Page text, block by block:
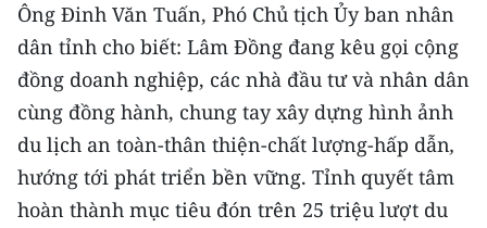
Ông Đinh Văn Tuấn, Phó Chủ tịch Ủy ban nhân
dân tỉnh cho biết: Lâm Đồng đang kêu gọi cộng
đồng doanh nghiệp, các nhà đầu tư và nhân dân
cùng đồng hành, chung tay xây dựng hình ảnh
du lịch an toàn-thân thiện-chất lượng-hấp dẫn,
hướng tới phát triển bền vững. Tỉnh quyết tâm
hoàn thành mục tiêu đón trên 25 triệu lượt du